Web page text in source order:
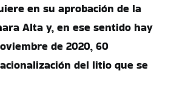
en su aprobación de la
Alta y, en ese sentido hay
de 2020, 60
del litio que se